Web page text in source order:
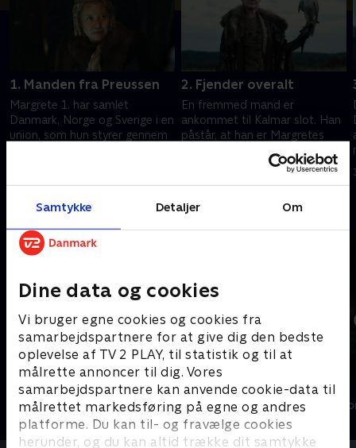
Samtykke Detaljer Om
Dine data og cookies
Vi bruger egne cookies og cookies fra
samarbejdspartnere for at give dig den bedste
oplevelse af TV 2 PLAY, til statistik og til at
målrette annoncer til dig. Vores
samarbejdspartnere kan anvende cookie-data til
målrettet markedsføring på egne og andres
platforme. Du kan til- og fravælge cookies
herunder, og du kan altid trække dit samtykke
1. Manden fra Preussen
Margrete 1. har samlet
Danmark, Norge og Sverige i en
union, som hun styrer gennem
2. Fjender overalt
En fremmed mand er
ankommet til Kalmar slot. Han
påstår, at han er Margretes
siden. Margrete stilles nu i et
23. januar 2022 • 41 min
Andre så også
Kapringen
Drama • 1 sæsoner
Estonia
Drama • 1